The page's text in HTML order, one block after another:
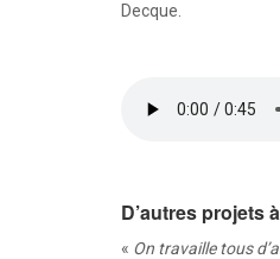
Decque.
D’autres projets
« On travaille tous